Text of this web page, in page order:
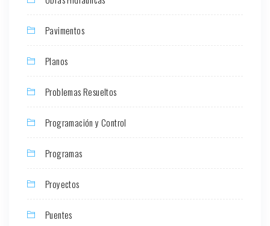
Pavimentos
Planos
Problemas Resueltos
Programación y Control
Programas
Proyectos
Puentes